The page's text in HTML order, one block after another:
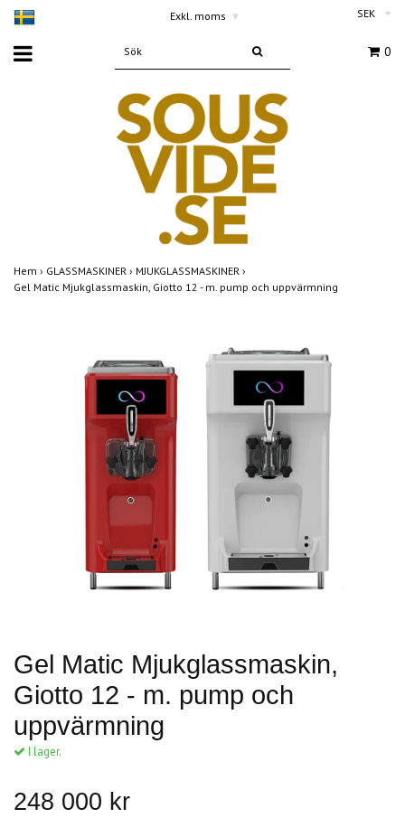
Exkl. moms ▾ SEK
0
Hem › GLASSMASKINER › MJUKGLASSMASKINER ›
Gel Matic Mjukglassmaskin, Giotto 12 - m. pump och uppvärmning
Gel Matic Mjukglassmaskin,
Giotto 12 - m. pump och
uppvärmning
I lager.
248 000 kr